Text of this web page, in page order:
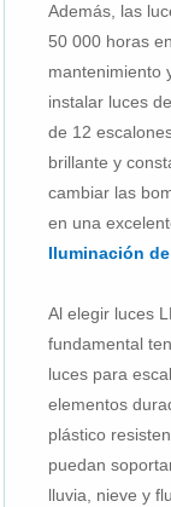
Además, las
50 000 horas
mantenimiento
instalar luces
de 12
brillante y
cambiar las
en una
Iluminación
Al elegir luces
fundamental
luces para
elementos
plástico
puedan
lluvia, nieve y